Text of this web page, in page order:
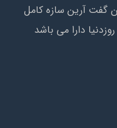
گفت آرين سازه کامل
دارا مي باشد